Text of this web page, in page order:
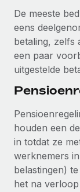
Het blijft de
te helpen bij
Meer
Hoe
Phiture, een
mobiele
Meer
De meeste
eens
betaling, zelfs
een paar
uitgestelde
houden een
in totdat ze
werknemers
belastingen)
het na